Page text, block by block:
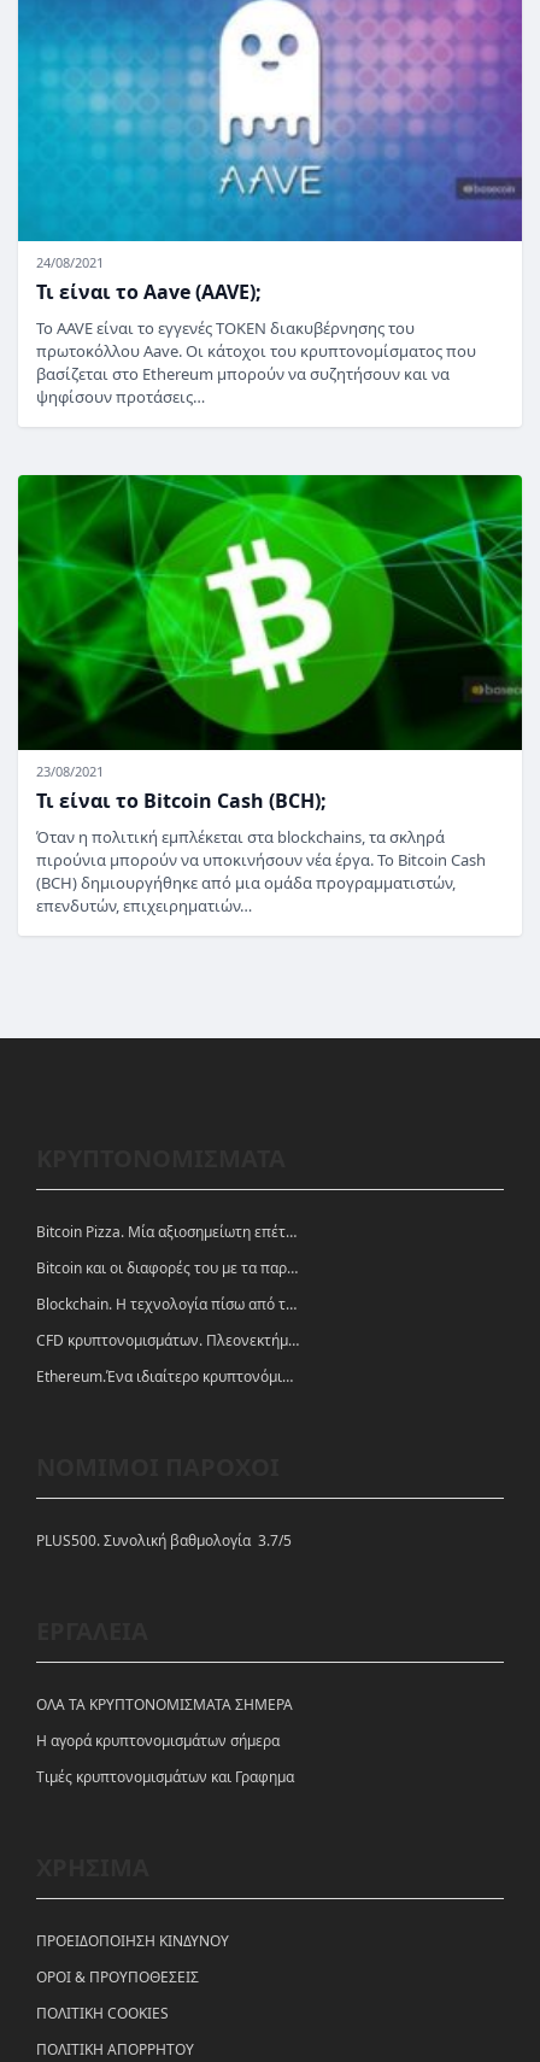
24/08/2021
Τι είναι το Aave (AAVE);
Το AAVE είναι το εγγενές TOKEN διακυβέρνησης του
πρωτοκόλλου Aave. Οι κάτοχοι του κρυπτονομίσματος που
βασίζεται στο Ethereum μπορούν να συζητήσουν και να
ψηφίσουν προτάσεις…
23/08/2021
Τι είναι το Bitcoin Cash (BCH);
Όταν η πολιτική εμπλέκεται στα blockchains, τα σκληρά
πιρούνια μπορούν να υποκινήσουν νέα έργα. Το Bitcoin Cash
(BCH) δημιουργήθηκε από μια ομάδα προγραμματιστών,
επενδυτών, επιχειρηματιών…
Bitcoin Pizza. Μία αξιοσημείωτη επέτειος.
Bitcoin και οι διαφορές του με τα παραδοσιακά νομίσματα
Blockchain. Η τεχνολογία πίσω από τα κρυπτονομίσματα
CFD κρυπτονομισμάτων. Πλεονεκτήματα και ευκαιρίες
Ethereum.Ένα ιδιαίτερο κρυπτονόμισμα-πλατφόρμα
PLUS500. Συνολική βαθμολογία 3.7/5
ΟΛΑ ΤΑ ΚΡΥΠΤΟΝΟΜΙΣΜΑΤΑ ΣΗΜΕΡΑ
Η αγορά κρυπτονομισμάτων σήμερα
Tιμές κρυπτονομισμάτων και Γραφημα
ΠΡΟΕΙΔΟΠΟΙΗΣΗ ΚΙΝΔΥΝΟΥ
ΟΡΟΙ & ΠΡΟΥΠΟΘΕΣΕΙΣ
ΠΟΛΙΤΙΚΗ COOKIES
ΠΟΛΙΤΙΚΗ ΑΠΟΡΡΗΤΟΥ